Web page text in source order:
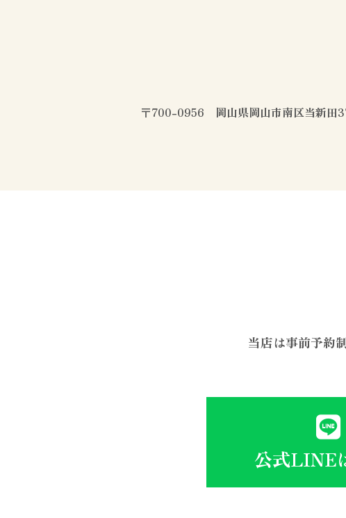
〒700-0956 岡山県岡山市南区当新田
当店は事前予約
公式LINE